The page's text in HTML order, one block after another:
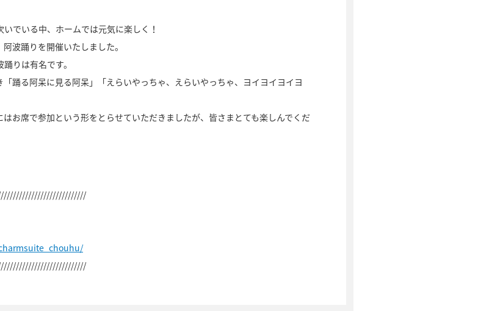
でいる中、ホームでは元気に楽しく！
波踊りを開催いたしました。
りは有名です。
踊る阿呆に見る阿呆」「えらいやっちゃ、えらいやっちゃ、ヨイヨイヨイヨ
お席で参加という形をとらせていただきましたが、皆さまとても楽しんでくだ